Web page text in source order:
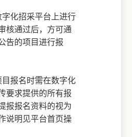
字化招采平台上进行
核通过后，方可通
告的项目进行报
目报名时需在数字化
要求提供的所有报
报报名资料的视为
说明见平台首页操